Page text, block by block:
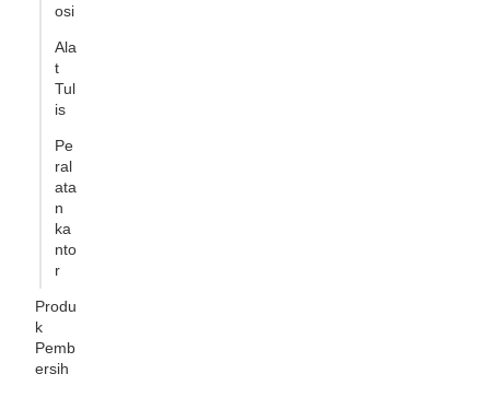
osi
Ala
t
Tul
is
Pe
ral
ata
n
ka
nto
r
Produ
k
Pemb
ersih